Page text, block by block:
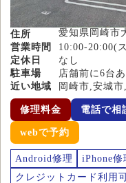
住所
愛知県岡崎市
営業時間
10:00-20:00(
定休日
なし
駐車場
店舗前に6台あ
近い地域
岡崎市,安城
修理料金 電話で相
webで予約
Android修理 iPhone修
クレジットカード利用